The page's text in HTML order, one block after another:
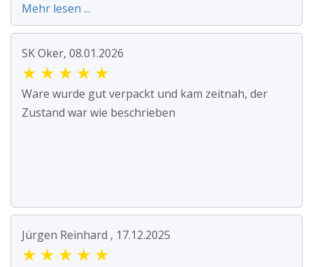
Mehr lesen ...
SK Oker, 08.01.2026
★ ★ ★ ★ ★
Ware wurde gut verpackt und kam zeitnah, der
Zustand war wie beschrieben
Jürgen Reinhard , 17.12.2025
★ ★ ★ ★ ★